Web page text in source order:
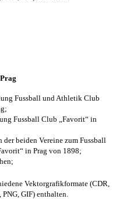
Fussball und Athletik Club
Fussball Club „Favorit“ in
der beiden Vereine zum Fussball
in Prag von 1898;
Vektorgrafikformate (CDR,
GIF) enthalten.